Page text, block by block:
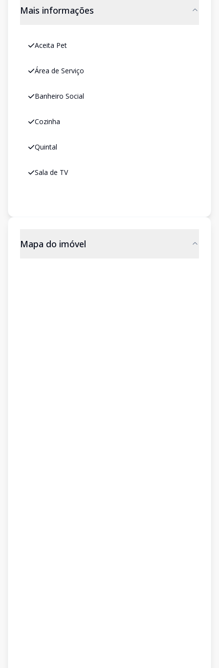
Mais informações
Aceita Pet
Área de Serviço
Banheiro Social
Cozinha
Quintal
Sala de TV
Mapa do imóvel